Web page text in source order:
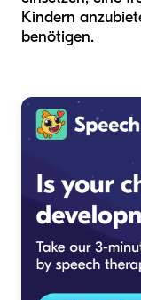
Kindern
benötigen.